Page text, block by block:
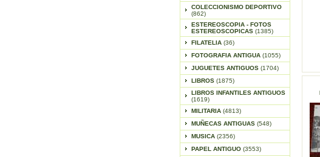
COLECCIONISMO DEPORTIVO
(862)
ESTEREOSCOPIA - FOTOS
ESTEREOSCOPICAS (1385)
FILATELIA (36)
FOTOGRAFIA ANTIGUA (1055)
JUGUETES ANTIGUOS (1704)
LIBROS (1875)
LIBROS INFANTILES ANTIGUOS
(1619)
MILITARIA (4813)
MUÑECAS ANTIGUAS (548)
MUSICA (2356)
PAPEL ANTIGUO (3553)